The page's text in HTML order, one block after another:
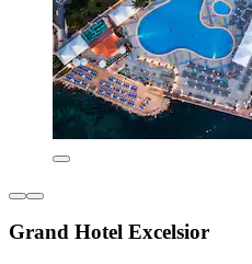
Grand Hotel Excelsior